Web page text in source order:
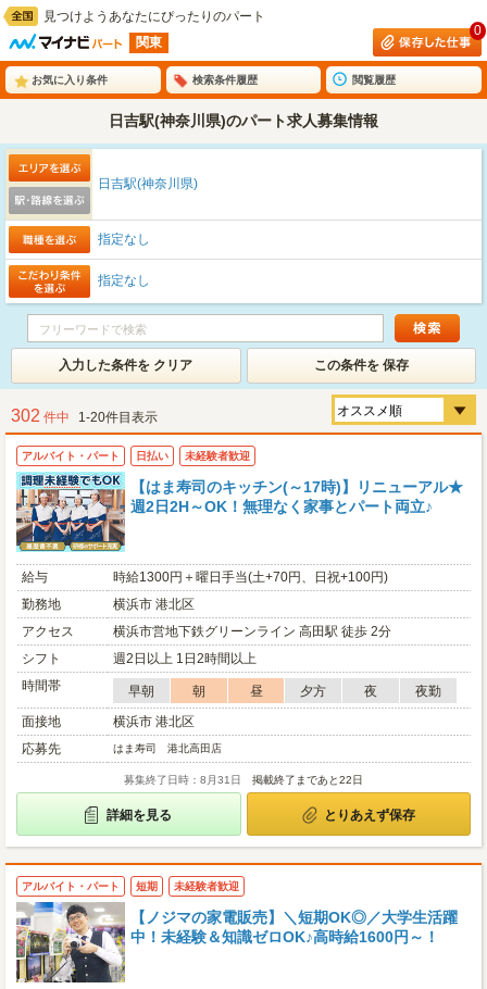
見つけようあなたにぴったりのパート
関東
0
お気に入り条件 検索条件履歴 閲覧履歴
日吉駅(神奈川県)のパート求人募集情報
日吉駅(神奈川県)
指定なし
指定なし
入力した条件を クリア この条件を 保存
302 件中 1-20件目表示
アルバイト・パート 日払い 未経験者歓迎
【はま寿司のキッチン(～17時)】リニューアル★
週2日2H～OK！無理なく家事とパート両立♪
給与
時給1300円＋曜日手当(土+70円、日祝+100円)
勤務地
横浜市 港北区
アクセス
横浜市営地下鉄グリーンライン 高田駅 徒歩 2分
シフト
週2日以上 1日2時間以上
時間帯
早朝 朝 昼 夕方 夜
夜勤
面接地
横浜市 港北区
応募先
はま寿司 港北高田店
募集終了日時：8月31日 掲載終了まであと22日
詳細を見る とりあえず保存
アルバイト・パート 短期 未経験者歓迎
【ノジマの家電販売】＼短期OK◎／大学生活躍
中！未経験＆知識ゼロOK♪高時給1600円～！